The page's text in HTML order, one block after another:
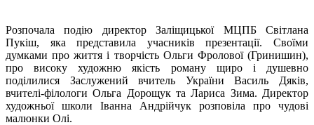
Розпочала подію директор Заліщицької МЦПБ Світлана
Пукіш, яка представила учасників презентації. Своїми
думками про життя і творчість Ольги Фролової (Гринишин),
про високу художню якість роману щиро і душевно
поділилися Заслужений вчитель України Василь Дяків,
вчителі-філологи Ольга Дорощук та Лариса Зима. Директор
художньої школи Іванна Андрійчук розповіла про чудові
малюнки Олі.